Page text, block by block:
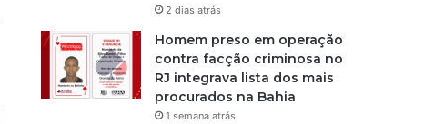
2 dias atrás
Homem preso em operação
contra facção criminosa no
RJ integrava lista dos mais
procurados na Bahia
1 semana atrás